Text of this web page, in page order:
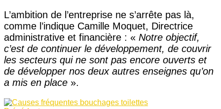
L’ambition de l’entreprise ne s’arrête pas là,
comme l’indique Camille Moquet, Directrice
administrative et financière : « Notre objectif,
c’est de continuer le développement, de couvrir
les secteurs qui ne sont pas encore ouverts et
de développer nos deux autres enseignes qu’on
a mis en place ».